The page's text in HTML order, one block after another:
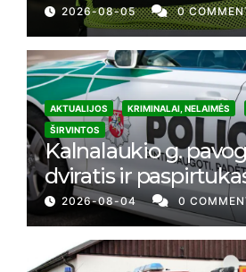
2026-08-05 0
AKTUALIJOS KRIMINALAI, NELAIMĖS
ŠIRVINTOS
Kalnalaukio g.
dviratis ir
2026-08-04 0